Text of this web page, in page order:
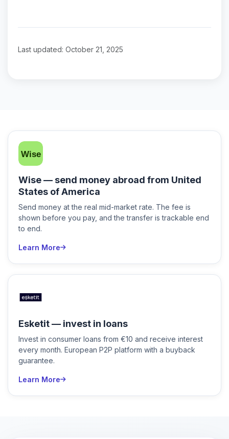
Last updated: October 21, 2025
Wise — send money abroad from United
States of America
Send money at the real mid-market rate. The fee is
shown before you pay, and the transfer is trackable end
to end.
Learn More
Esketit — invest in loans
Invest in consumer loans from €10 and receive interest
every month. European P2P platform with a buyback
guarantee.
Learn More